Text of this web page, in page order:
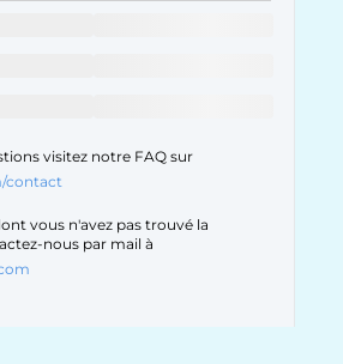
visitez notre FAQ sur
contact
vous n'avez pas trouvé la
nous par mail à